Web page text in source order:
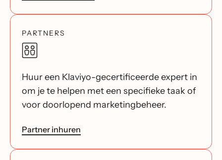
PARTNERS
Huur een Klaviyo-gecertificeerde expert in
om je te helpen met een specifieke taak of
voor doorlopend marketingbeheer.
Partner inhuren